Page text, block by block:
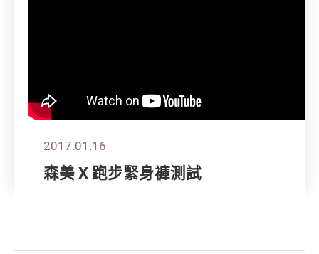
2017.01.16
森美 X 跑步緊身褲測試